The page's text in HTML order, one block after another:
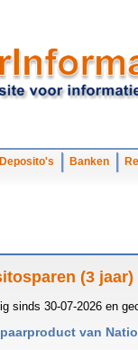
Deposito's Banken
(3 jaar)
sinds 30-07-2026 en
van